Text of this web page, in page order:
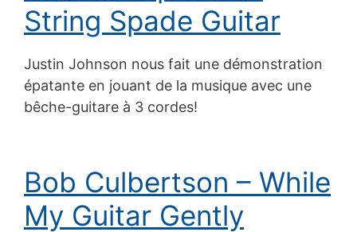
String Spade Guitar
Justin Johnson nous fait une démonstration
épatante en jouant de la musique avec une
bêche-guitare à 3 cordes!
Bob Culbertson – While
My Guitar Gently